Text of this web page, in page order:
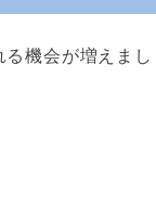
機会が増えまし